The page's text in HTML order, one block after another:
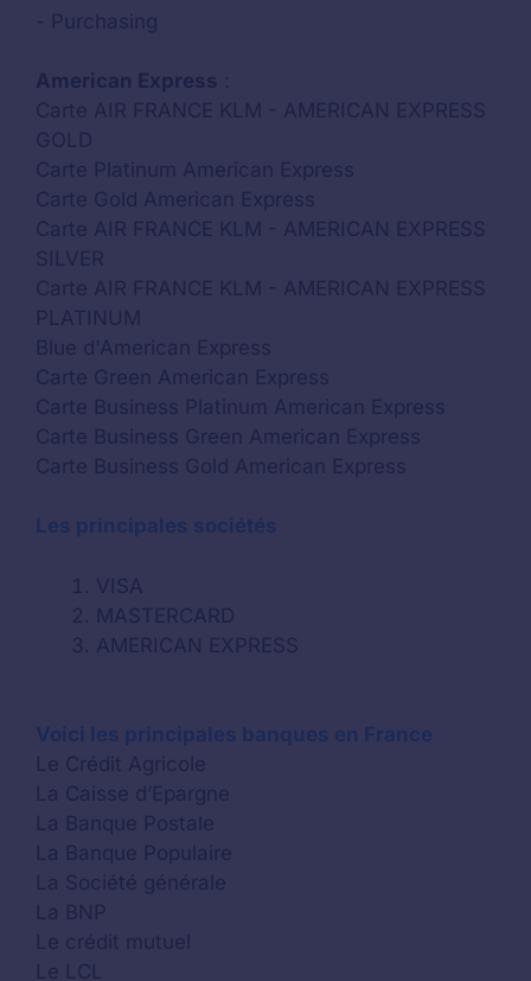
- Purchasing
American Express :
Carte AIR FRANCE KLM - AMERICAN EXPRESS
GOLD
Carte Platinum American Express
Carte Gold American Express
Carte AIR FRANCE KLM - AMERICAN EXPRESS
SILVER
Carte AIR FRANCE KLM - AMERICAN EXPRESS
PLATINUM
Blue d'American Express
Carte Green American Express
Carte Business Platinum American Express
Carte Business Green American Express
Carte Business Gold American Express
Les principales sociétés
VISA
MASTERCARD
AMERICAN EXPRESS
Voici les principales banques en France
Le Crédit Agricole
La Caisse d’Epargne
La Banque Postale
La Banque Populaire
La Société générale
La BNP
Le crédit mutuel
Le LCL